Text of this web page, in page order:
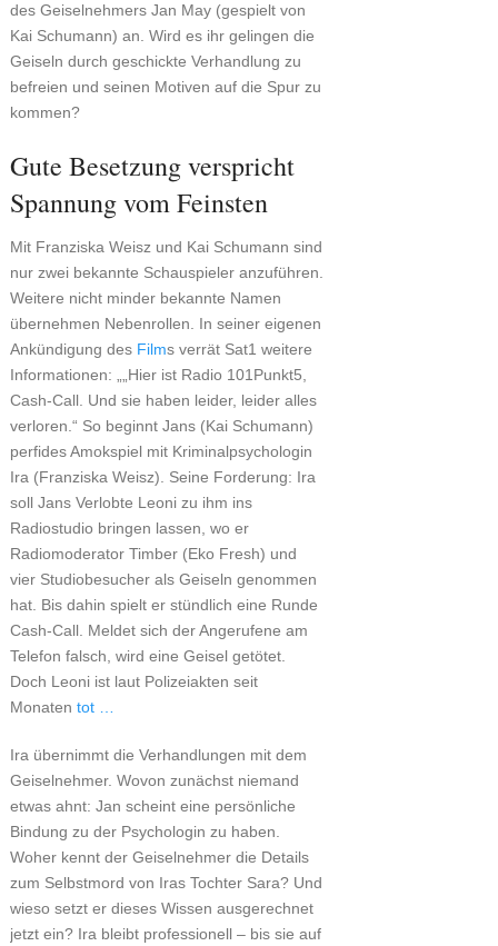
des Geiselnehmers Jan May (gespielt von
Kai Schumann) an. Wird es ihr gelingen die
Geiseln durch geschickte Verhandlung zu
befreien und seinen Motiven auf die Spur zu
kommen?
Gute Besetzung verspricht
Spannung vom Feinsten
Mit Franziska Weisz und Kai Schumann sind
nur zwei bekannte Schauspieler anzuführen.
Weitere nicht minder bekannte Namen
übernehmen Nebenrollen. In seiner eigenen
Ankündigung des Films verrät Sat1 weitere
Informationen: „„Hier ist Radio 101Punkt5,
Cash-Call. Und sie haben leider, leider alles
verloren.“ So beginnt Jans (Kai Schumann)
perfides Amokspiel mit Kriminalpsychologin
Ira (Franziska Weisz). Seine Forderung: Ira
soll Jans Verlobte Leoni zu ihm ins
Radiostudio bringen lassen, wo er
Radiomoderator Timber (Eko Fresh) und
vier Studiobesucher als Geiseln genommen
hat. Bis dahin spielt er stündlich eine Runde
Cash-Call. Meldet sich der Angerufene am
Telefon falsch, wird eine Geisel getötet.
Doch Leoni ist laut Polizeiakten seit
Monaten tot …
Ira übernimmt die Verhandlungen mit dem
Geiselnehmer. Wovon zunächst niemand
etwas ahnt: Jan scheint eine persönliche
Bindung zu der Psychologin zu haben.
Woher kennt der Geiselnehmer die Details
zum Selbstmord von Iras Tochter Sara? Und
wieso setzt er dieses Wissen ausgerechnet
jetzt ein? Ira bleibt professionell – bis sie auf